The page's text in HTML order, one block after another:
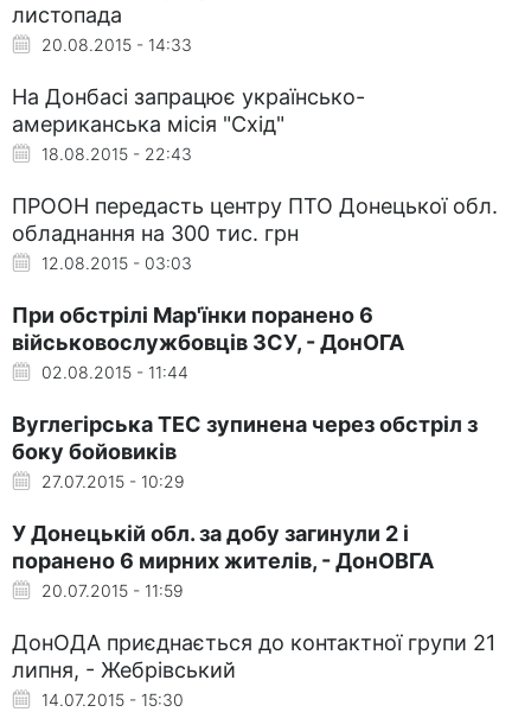
листопада
20.08.2015 - 14:33
На Донбасі запрацює українсько-
американська місія "Cхід"
18.08.2015 - 22:43
ПРООН передасть центру ПТО Донецької обл.
обладнання на 300 тис. грн
12.08.2015 - 03:03
При обстрілі Мар'їнки поранено 6
військовослужбовців ЗСУ, - ДонОГА
02.08.2015 - 11:44
Вуглегірська ТЕС зупинена через обстріл з
боку бойовиків
27.07.2015 - 10:29
У Донецькій обл. за добу загинули 2 і
поранено 6 мирних жителів, - ДонОВГА
20.07.2015 - 11:59
ДонОДА приєднається до контактної групи 21
липня, - Жебрівський
14.07.2015 - 15:30